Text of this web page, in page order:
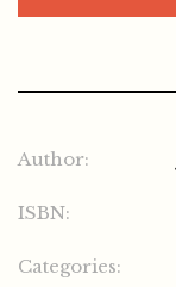
Author:
ISBN:
Categories: